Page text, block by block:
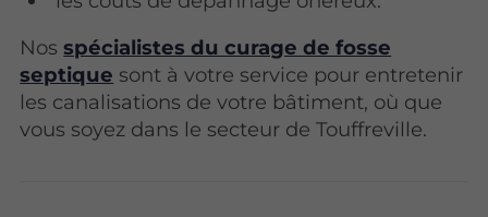
Nosspécialistes du curage de fosse
septique sont à votre service pour entretenir
les canalisations de votre bâtiment, où que
vous soyez dans le secteur de Touffreville.